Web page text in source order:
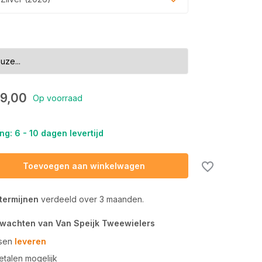
Op voorraad
6 - 10 dagen levertijd
Toevoegen aan winkelwagen
verdeeld over 3 maanden.
van Van Speijk Tweewielers
leveren
mogelijk